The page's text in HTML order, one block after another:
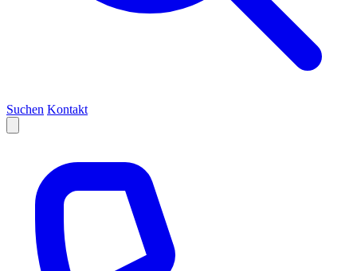
Suchen Kontakt